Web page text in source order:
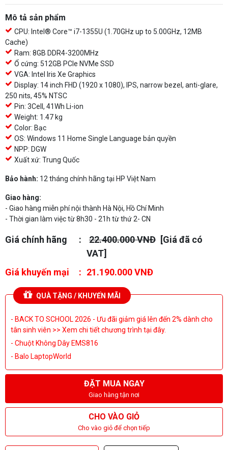
Mô tả sản phẩm
CPU: Intel® Core™ i7-1355U (1.70GHz up to 5.00GHz, 12MB
Cache)
Ram: 8GB DDR4-3200MHz
Ổ cứng: 512GB PCIe NVMe SSD
VGA: Intel Iris Xe Graphics
Display: 14 inch FHD (1920 x 1080), IPS, narrow bezel, anti-glare,
250 nits, 45% NTSC
Pin: 3Cell, 41Wh Li-ion
Weight: 1.47 kg
Color: Bạc
OS: Windows 11 Home Single Language bản quyền
NPP: DGW
Xuất xứ: Trung Quốc
Bảo hành: 12 tháng chính hãng tại HP Việt Nam
Giao hàng:
- Giao hàng miễn phí nội thành Hà Nội, Hồ Chí Minh
- Thời gian làm việc từ 8h30 - 21h từ thứ 2- CN
Giá chính hãng 22.400.000 VNĐ [Giá đã có
VAT]
Giá khuyến mại
21.190.000 VNĐ
QUÀ TẶNG / KHUYẾN MÃI
- BACK TO SCHOOL 2026 - Ưu đãi giảm giá lên đến 2% dành cho
tân sinh viên >> Xem chi tiết chương trình tại đây.
- Chuột Không Dây EMS816
- Balo LaptopWorld
ĐẶT MUA NGAY
Giao hàng tận nơi
CHO VÀO GIỎ
Cho vào giỏ để chọn tiếp